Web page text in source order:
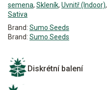
semena, Skleník, Uvnitř (Indoor),
Sativa
Brand: Sumo Seeds
Brand: Sumo Seeds
Diskrétní balení